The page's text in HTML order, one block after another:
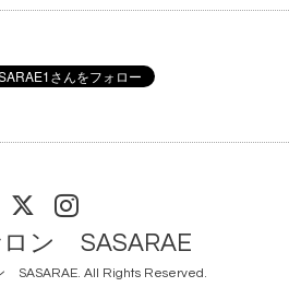
ン SASARAE
SASARAE. All Rights Reserved.